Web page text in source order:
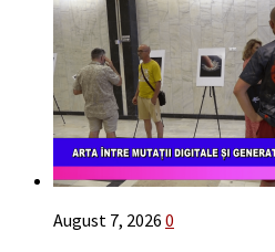
August 7, 2026 0